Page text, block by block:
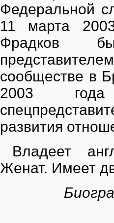
Федеральной
11 марта
Фрадков
сообществе в
2003
развития
Владеет
Женат. Имеет